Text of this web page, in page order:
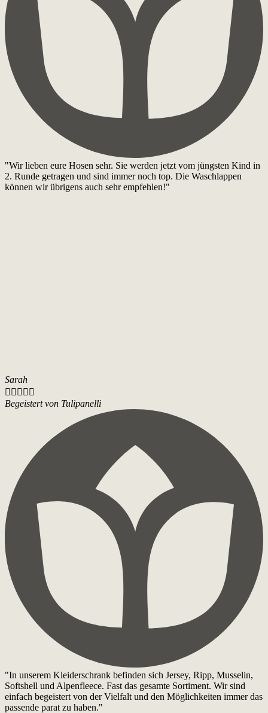
"Wir lieben eure Hosen sehr. Sie werden jetzt vom jüngsten Kind in
2. Runde getragen und sind immer noch top. Die Waschlappen
können wir übrigens auch sehr empfehlen!"
Sarah
    
Begeistert von Tulipanelli
"In unserem Kleiderschrank befinden sich Jersey, Ripp, Musselin,
Softshell und Alpenfleece. Fast das gesamte Sortiment. Wir sind
einfach begeistert von der Vielfalt und den Möglichkeiten immer das
passende parat zu haben."